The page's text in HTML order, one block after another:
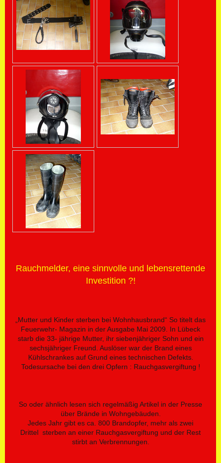
Rauchmelder, eine sinnvolle und lebensrettende
Investition ?!
„Mutter und Kinder sterben bei Wohnhausbrand“ So titelt das
Feuerwehr- Magazin in der Ausgabe Mai 2009. In Lübeck
starb die 33- jährige Mutter, ihr siebenjähriger Sohn und ein
sechsjähriger Freund. Auslöser war der Brand eines
Kühlschrankes auf Grund eines technischen Defekts.
Todesursache bei den drei Opfern : Rauchgasvergiftung !
So oder ähnlich lesen sich regelmäßig Artikel in der Presse
über Brände in Wohngebäuden.
Jedes Jahr gibt es ca. 800 Brandopfer, mehr als zwei
Drittel sterben an einer Rauchgasvergiftung und der Rest
stirbt an Verbrennungen.